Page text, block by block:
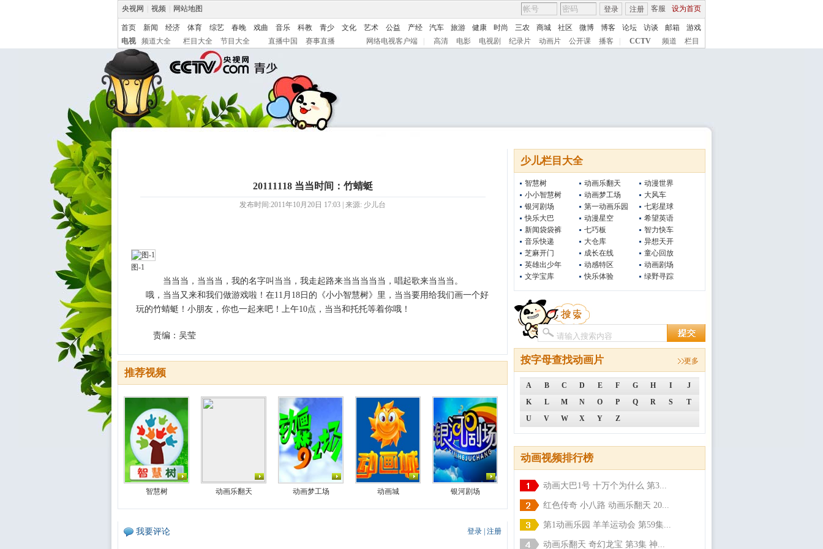
央视网 视频 网站地图 客服 设为首页
登录 注册
首页 新闻 经济 体育 综艺 春晚 戏曲 音乐 科教 青少 文化 艺术 公益 产经 汽车 旅游 健康 时尚 三农 商城 社区 微博 博客 论坛 访谈 邮箱
游戏
电视
频道大全 栏目大全 节目大全 直播中国 赛事直播 网络电视客户端 高清 电影 电视剧 纪录片 动画片 公开课 播客 CCTV 频道 栏目
少儿栏目大全
智慧树
小小智慧树
银河剧场
快乐大巴
新闻袋袋裤
音乐快递
芝麻开门
英雄出少年
文学宝库
动画乐翻天
动画梦工场
第一动画乐园
动漫星空
七巧板
大仓库
成长在线
动感特区
快乐体验
动漫世界
大风车
七彩星球
希望英语
智力快车
异想天开
童心回放
动画剧场
绿野寻踪
按字母查找动画片 更多
A B C D E F G H I
J
K
L M N O P Q R S
T
U
V W X Y Z
动画视频排行榜
动画大巴1号 十万个为什么 第3...
红色传奇 小八路 动画乐翻天 20...
第1动画乐园 羊羊运动会 第59集...
动画乐翻天 奇幻龙宝 第3集 神...
20111118 当当时间：竹蜻蜓
发布时间:2011年10月20日 17:03 | 来源: 少儿台
图-1
当当当，当当当，我的名字叫当当，我走起路来当当当当当，唱起歌来当当当。
哦，当当又来和我们做游戏啦！在11月18日的《小小智慧树》里，当当要用给我们画一个好
玩的竹蜻蜓！小朋友，你也一起来吧！上午10点，当当和托托等着你哦！
责编：吴莹
推荐视频
智慧树 动画乐翻天 动画梦工场 动画城 银河剧场
登录 注册
我要评论